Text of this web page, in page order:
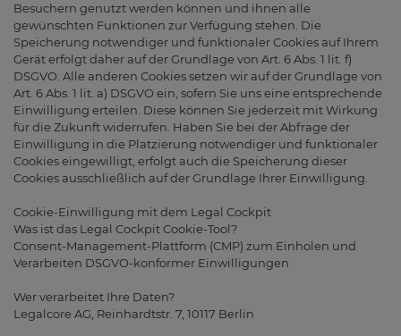
Besuchern genutzt werden können und ihnen alle
gewünschten Funktionen zur Verfügung stehen. Die
Speicherung notwendiger und funktionaler Cookies auf Ihrem
Gerät erfolgt daher auf der Grundlage von Art. 6 Abs. 1 lit. f)
DSGVO. Alle anderen Cookies setzen wir auf der Grundlage von
Art. 6 Abs. 1 lit. a) DSGVO ein, sofern Sie uns eine entsprechende
Einwilligung erteilen. Diese können Sie jederzeit mit Wirkung
für die Zukunft widerrufen. Haben Sie bei der Abfrage der
Einwilligung in die Platzierung notwendiger und funktionaler
Cookies eingewilligt, erfolgt auch die Speicherung dieser
Cookies ausschließlich auf der Grundlage Ihrer Einwilligung.
Cookie-Einwilligung mit dem Legal Cockpit
Was ist das Legal Cockpit Cookie-Tool?
Consent-Management-Plattform (CMP) zum Einholen und
Verarbeiten DSGVO-konformer Einwilligungen
Wer verarbeitet Ihre Daten?
Legalcore AG, Reinhardtstr. 7, 10117 Berlin